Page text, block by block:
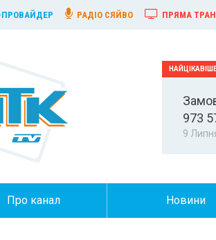
ПРОВАЙДЕР РАДІО СЯЙВО ПРЯМА
973
9
Про канал Новини